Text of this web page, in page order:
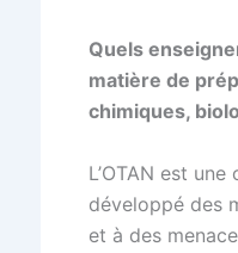
Quels
matière de
chimiques,
L’OTAN est
développé des
et à des